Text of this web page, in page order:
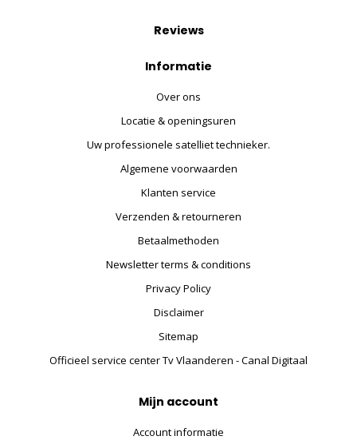
Reviews
Informatie
Over ons
Locatie & openingsuren
Uw professionele satelliet technieker.
Algemene voorwaarden
Klanten service
Verzenden & retourneren
Betaalmethoden
Newsletter terms & conditions
Privacy Policy
Disclaimer
Sitemap
Officieel service center Tv Vlaanderen - Canal Digitaal
Mijn account
Account informatie